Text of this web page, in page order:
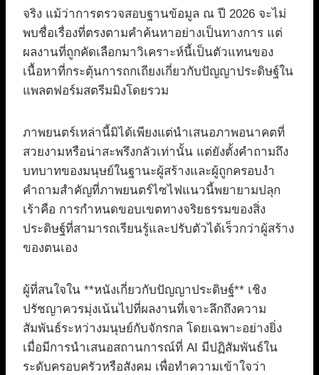
จริง แม้ว่าการตรวจสอบฐานข้อมูล ณ ปี 2026 จะไม่
พบชื่อเรื่องที่ตรงตามคำค้นหาอย่างเป็นทางการ แต่
ผลงานที่ถูกคัดเลือกมาวิเคราะห์นี้เป็นตัวแทนของ
เนื้อหาที่กระตุ้นการถกเถียงเกี่ยวกับปัญญาประดิษฐ์ใน
แพลตฟอร์มสตรีมมิงโดยรวม
ภาพยนตร์เหล่านี้มิได้เพียงแต่นำเสนอภาพอนาคตที่
สวยงามหรือน่าสะพรึงกลัวเท่านั้น แต่ยังตั้งคำถามถึง
บทบาทของมนุษย์ในฐานะผู้สร้างและผู้ถูกครอบงำ
คำถามสำคัญที่ภาพยนตร์ไซไฟแนวนี้พยายามปลุก
เร้าคือ การกำหนดขอบเขตทางจริยธรรมของสิ่ง
ประดิษฐ์ที่สามารถเรียนรู้และปรับตัวได้เร็วกว่าผู้สร้าง
ของตนเอง
ผู้ที่สนใจใน **หนังเกี่ยวกับปัญญาประดิษฐ์** เชิง
ปรัชญาควรมุ่งเน้นไปที่ผลงานที่เจาะลึกถึงความ
สัมพันธ์ระหว่างมนุษย์กับจักรกล โดยเฉพาะอย่างยิ่ง
เมื่อมีการนำเสนอสถานการณ์ที่ AI มีปฏิสัมพันธ์ใน
ระดับครอบครัวหรือสังคม เพื่อทำความเข้าใจว่า